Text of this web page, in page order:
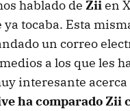
hablado de Ziien
ya tocaba. Esta
un correo
a los que les
interesante acerca
ha comparado Zii